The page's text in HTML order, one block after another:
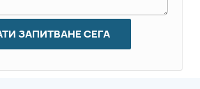
ЗАПИТВАНЕ СЕГА